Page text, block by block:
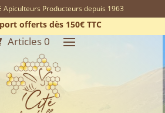
Apiculteurs Producteurs depuis 1963
offerts dès 150€ TTC
Articles 0